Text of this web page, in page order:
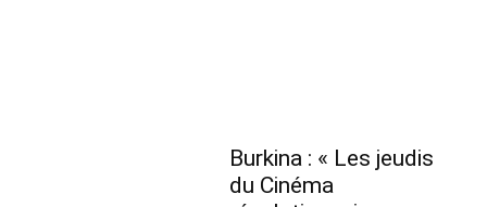
Burkina : « Les jeudis
du Cinéma